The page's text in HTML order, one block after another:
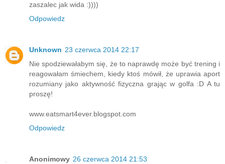
zaszalec jak wida :))))
Odpowiedz
Unknown 23 czerwca 2014 22:17
Nie spodziewałabym się, że to naprawdę może być trening i
reagowałam śmiechem, kiedy ktoś mówił, że uprawia aport
rozumiany jako aktywność fizyczna grając w golfa :D A tu
proszę!
www.eatsmart4ever.blogspot.com
Odpowiedz
Anonimowy 26 czerwca 2014 21:53